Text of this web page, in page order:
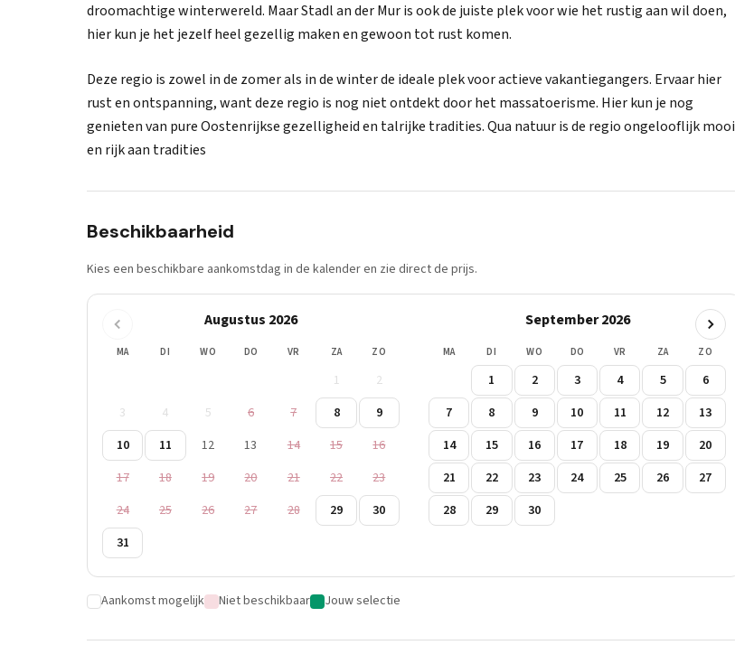
droomachtige winterwereld. Maar Stadl an der Mur is ook de juiste plek voor wie het rustig aan wil doen,
hier kun je het jezelf heel gezellig maken en gewoon tot rust komen.
Deze regio is zowel in de zomer als in de winter de ideale plek voor actieve vakantiegangers. Ervaar hier
rust en ontspanning, want deze regio is nog niet ontdekt door het massatoerisme. Hier kun je nog
genieten van pure Oostenrijkse gezelligheid en talrijke tradities. Qua natuur is de regio ongelooflijk mooi
en rijk aan tradities
Beschikbaarheid
Kies een beschikbare aankomstdag in de kalender en zie direct de prijs.
Augustus 2026
MA DI WO DO VR ZA ZO
1
2
3
4 5 6 7 8
9
10
11 12 13 14 15
16
17
18 19 20 21 22
23
24
25 26 27 28 29
30
31
September 2026
MA DI WO DO VR ZA ZO
1 2 3 4 5
6
7
8 9 10 11 12
13
14
15 16 17 18 19
20
21
22 23 24 25 26
27
28
29 30
Aankomst mogelijk Niet beschikbaar Jouw selectie